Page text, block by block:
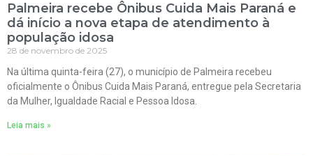
Palmeira recebe Ônibus Cuida Mais Paraná e
dá início a nova etapa de atendimento à
população idosa
28 de novembro de 2025
Na última quinta-feira (27), o município de Palmeira recebeu
oficialmente o Ônibus Cuida Mais Paraná, entregue pela Secretaria
da Mulher, Igualdade Racial e Pessoa Idosa.
Leia mais »